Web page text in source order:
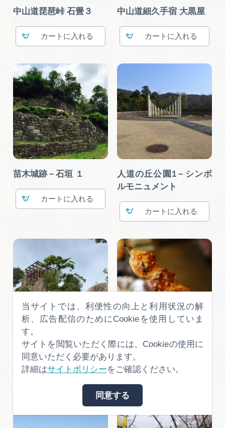
中山道琵琶峠 石畳３
カート
中山道細久手宿 大黒屋
カート
苗木城跡－石垣 １
カート
人道の丘公園1－シンボ
ルモニュメント
カート
苗木城跡 天守跡２
カート
五平餅（中津川）２
カート
当サイトでは、利便性の向上と利用状況の解
析、広告配信のためにCookieを使用していま
す。
サイトを閲覧いただく際には、Cookieの使用に
同意いただく必要があります。
詳細はサイトポリシーをご確認ください。
同意する